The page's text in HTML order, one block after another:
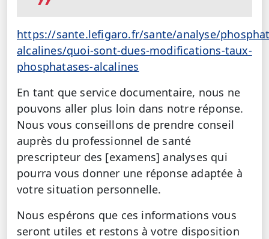
https://sante.lefigaro.fr/sante/analyse/
alcalines/quoi-sont-dues-modifications-taux-
phosphatases-alcalines
En tant que service documentaire, nous ne
pouvons aller plus loin dans notre réponse.
Nous vous conseillons de prendre conseil
auprès du professionnel de santé
prescripteur des [examens] analyses qui
pourra vous donner une réponse adaptée à
votre situation personnelle.
Nous espérons que ces informations vous
seront utiles et restons à votre disposition